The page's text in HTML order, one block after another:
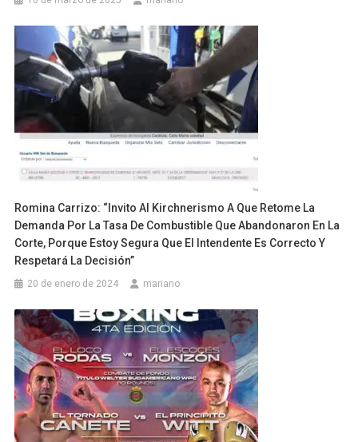
Romina Carrizo: “invito Al Kirchnerismo A Que Retome La
Demanda Por La Tasa De Combustible Que Abandonaron En La
Corte, Porque Estoy Segura Que El Intendente Es Correcto Y
Respetará La Decisión”
20 de enero de 2024 mariano